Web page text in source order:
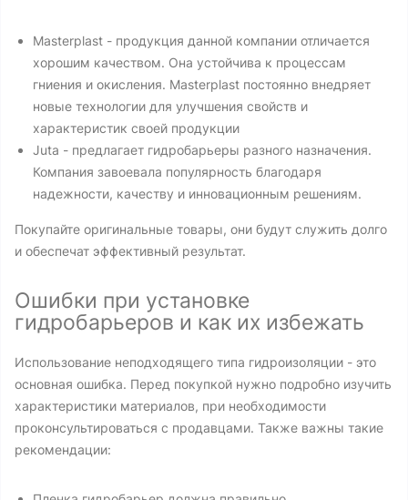
Masterplast - продукция данной компании отличается
хорошим качеством. Она устойчива к процессам
гниения и окисления. Masterplast постоянно внедряет
новые технологии для улучшения свойств и
характеристик своей продукции
Juta - предлагает гидробарьеры разного назначения.
Компания завоевала популярность благодаря
надежности, качеству и инновационным решениям.
Покупайте оригинальные товары, они будут служить долго
и обеспечат эффективный результат.
Ошибки при установке
гидробарьеров и как их избежать
Использование неподходящего типа гидроизоляции - это
основная ошибка. Перед покупкой нужно подробно изучить
характеристики материалов, при необходимости
проконсультироваться с продавцами. Также важны такие
рекомендации: